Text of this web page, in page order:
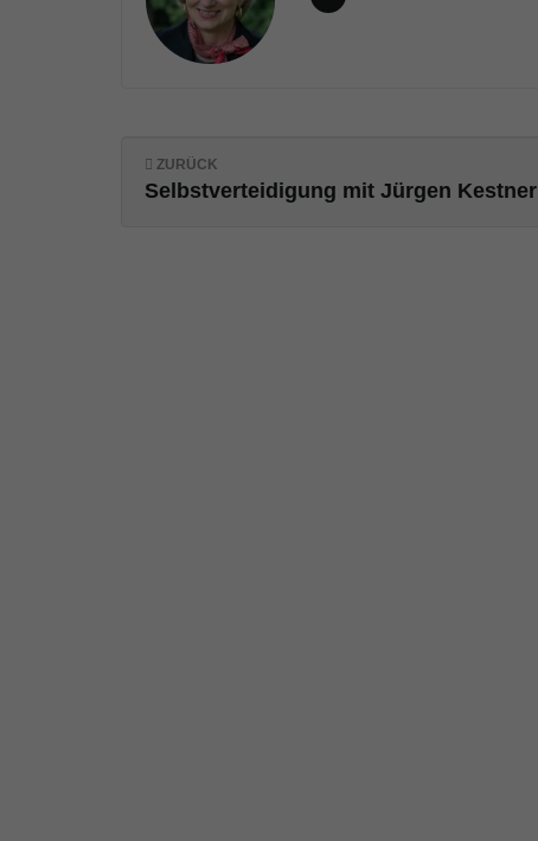
ZURÜCK
Selbstverteidigung mit Jürgen Kestner